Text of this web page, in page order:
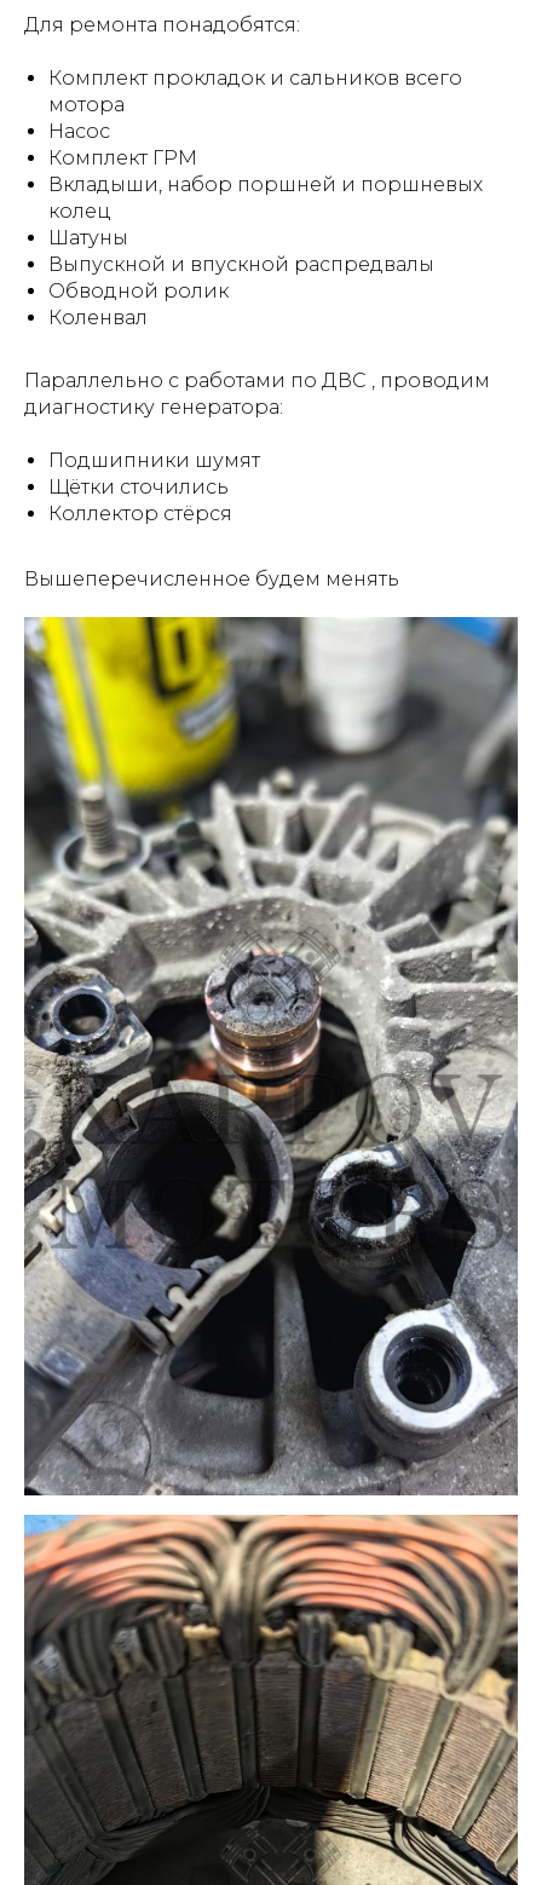
Для ремонта понадобятся:
Комплект прокладок и сальников всего
мотора
Насос
Комплект ГРМ
Вкладыши, набор поршней и поршневых
колец
Шатуны
Выпускной и впускной распредвалы
Обводной ролик
Коленвал
Параллельно с работами по ДВС , проводим
диагностику генератора:
Подшипники шумят
Щётки сточились
Коллектор стёрся
Вышеперечисленное будем менять